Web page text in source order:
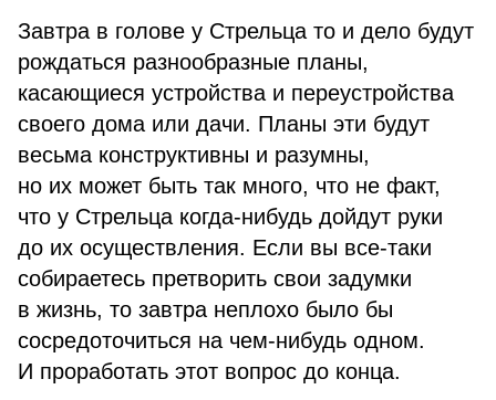
Завтра в голове у Стрельца то и дело будут
рождаться разнообразные планы,
касающиеся устройства и переустройства
своего дома или дачи. Планы эти будут
весьма конструктивны и разумны,
но их может быть так много, что не факт,
что у Стрельца когда-нибудь дойдут руки
до их осуществления. Если вы все-таки
собираетесь претворить свои задумки
в жизнь, то завтра неплохо было бы
сосредоточиться на чем-нибудь одном.
И проработать этот вопрос до конца.